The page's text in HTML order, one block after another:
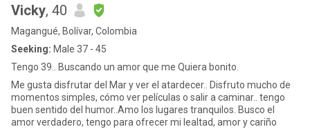
Vicky, 40
Magangué, Bolívar, Colombia
Seeking: Male 37 - 45
Tengo 39.. Buscando un amor que me Quiera bonito.
Me gusta disfrutar del Mar y ver el atardecer.. Disfruto mucho de
momentos simples, cómo ver películas o salir a caminar.. tengo
buen sentido del humor..Amo los lugares tranquilos. Busco el
amor verdadero, tengo para ofrecer mi lealtad, amor y cariño